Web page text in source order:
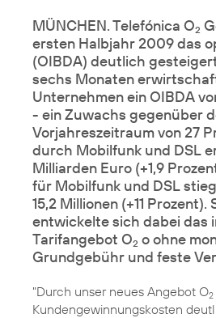
MÜNCHEN. Telefónica O2
ersten Halbjahr 2009 das
(OIBDA) deutlich
sechs Monaten
Unternehmen ein OIBDA
- ein Zuwachs gegenüber
Vorjahreszeitraum von 27
durch Mobilfunk und DSL
Milliarden Euro (+1,9
für Mobilfunk und DSL
15,2 Millionen (+11
entwickelte sich dabei das
Tarifangebot O2 o ohne
Grundgebühr und feste
"Durch unser neues Angebot O2
Kundengewinnungskosten